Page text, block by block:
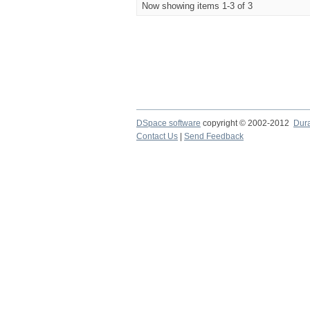
Now showing items 1-3 of 3
DSpace software copyright © 2002-2012
Contact Us
Send Feedback